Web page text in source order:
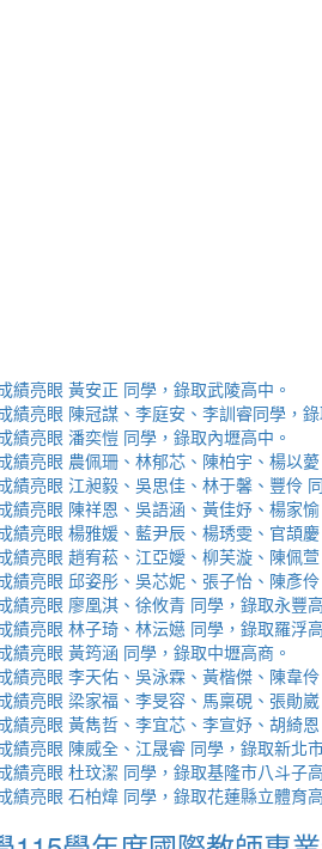
績亮眼 黃安正 同學，錄取武陵高中。
績亮眼 陳冠謀、李庭安、李訓睿同學，
績亮眼 潘奕愷 同學，錄取內壢高中。
績亮眼 農佩珊、林郁芯、陳柏宇、楊以
績亮眼 江昶毅、吳思佳、林于馨、豐伶
績亮眼 陳祥恩、吳語涵、黃佳妤、楊家
績亮眼 楊雅媛、藍尹辰、楊琇雯、官頡
績亮眼 趙宥菘、江亞嬡、柳芙漩、陳佩
績亮眼 邱姿彤、吳芯妮、張子怡、陳彥
績亮眼 廖凰淇、徐攸青 同學，錄取永豐
績亮眼 林子琦、林沄嬨 同學，錄取羅浮
績亮眼 黃筠涵 同學，錄取中壢高商。
績亮眼 李天佑、吳泳霖、黃楷傑、陳韋
績亮眼 梁家福、李旻容、馬稟硯、張勛
績亮眼 黃雋哲、李宜芯、李宣妤、胡綺
績亮眼 陳威全、江晟睿 同學，錄取新北
績亮眼 杜玟潔 同學，錄取基隆市八斗子
績亮眼 石柏煒 同學，錄取花蓮縣立體育